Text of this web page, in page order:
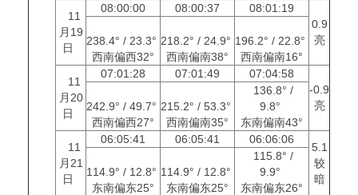
11
月19
日
08:00:00 08:00:37
08:01:19
0.9
亮
238.4° / 23.3°
西南偏西32°
218.2° / 24.9°
西南偏南38°
196.2° / 22.8°
西南偏南16°
11
月20
日
07:01:28 07:01:49
07:04:58
-0.9
亮
242.9° / 49.7°
西南偏西27°
215.2° / 53.3°
西南偏南35°
136.8° /
9.8°
东南偏南43°
11
月21
日
06:05:41 06:05:41 06:06:06
5.1
较
暗
114.9° / 12.8°
东南偏东25°
114.9° / 12.8°
东南偏东25°
115.8° /
9.9°
东南偏东26°